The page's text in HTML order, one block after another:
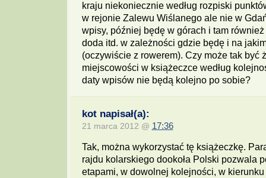
kraju niekoniecznie według rozpiski
w rejonie Zalewu Wiślanego ale nie w
wpisy, później będę w górach i tam
doda itd. w zależności gdzie będę i na
(oczywiście z rowerem). Czy może tak być
miejscowości w książeczce według
daty wpisów nie będą kolejno po sobie?
kot napisał(a):
21 marca 2012 @ 17:36
Tak, można wykorzystać tę książeczkę.
rajdu kolarskiego dookoła Polski pozwala
etapami, w dowolnej kolejności, w